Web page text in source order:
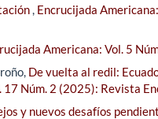
, Encrucijada
Americana: Vol. 5
De vuelta al redil:
17 Núm. 2 (2025): Revista
y nuevos desafíos